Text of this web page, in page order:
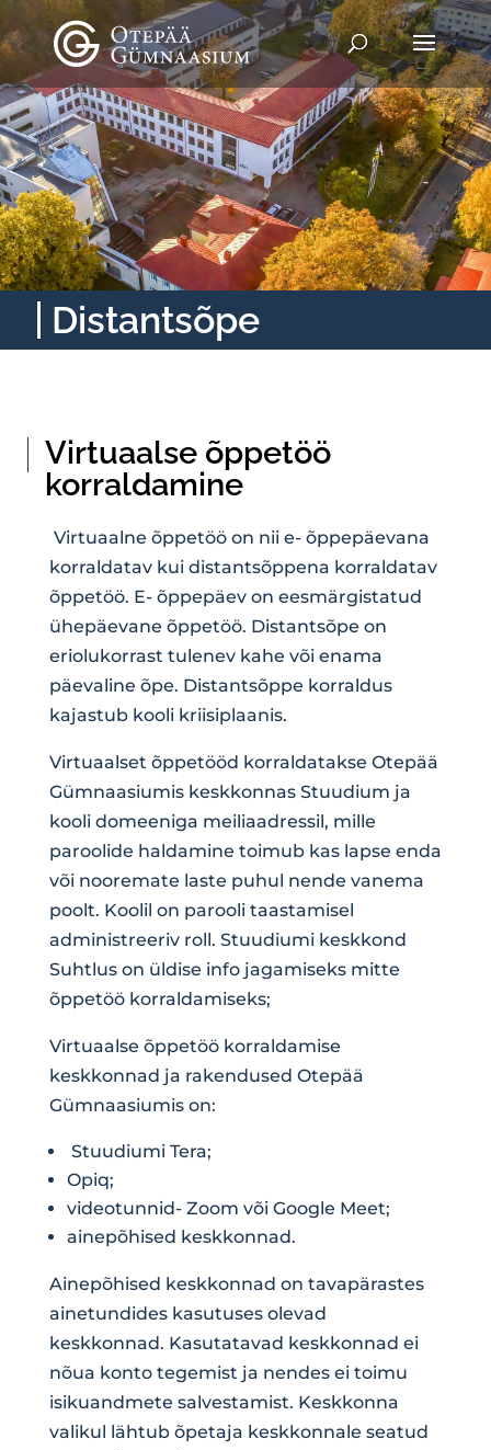
Distantsõpe
Virtuaalse õppetöö
korraldamine
Virtuaalne õppetöö on nii e- õppepäevana
korraldatav kui distantsõppena korraldatav
õppetöö. E- õppepäev on eesmärgistatud
ühepäevane õppetöö. Distantsõpe on
eriolukorrast tulenev kahe või enama
päevaline õpe. Distantsõppe korraldus
kajastub kooli kriisiplaanis.
Virtuaalset õppetööd korraldatakse Otepää
Gümnaasiumis keskkonnas Stuudium ja
kooli domeeniga meiliaadressil, mille
paroolide haldamine toimub kas lapse enda
või nooremate laste puhul nende vanema
poolt. Koolil on parooli taastamisel
administreeriv roll. Stuudiumi keskkond
Suhtlus on üldise info jagamiseks mitte
õppetöö korraldamiseks;
Virtuaalse õppetöö korraldamise
keskkonnad ja rakendused Otepää
Gümnaasiumis on:
Stuudiumi Tera;
Opiq;
videotunnid- Zoom või Google Meet;
ainepõhised keskkonnad.
Ainepõhised keskkonnad on tavapärastes
ainetundides kasutuses olevad
keskkonnad. Kasutatavad keskkonnad ei
nõua konto tegemist ja nendes ei toimu
isikuandmete salvestamist. Keskkonna
valikul lähtub õpetaja keskkonnale seatud